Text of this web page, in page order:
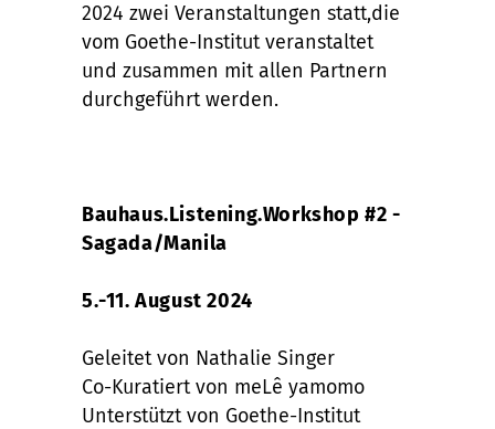
2024 zwei Veranstaltungen statt,die
vom Goethe-Institut veranstaltet
und zusammen mit allen Partnern
durchgeführt werden.
Bauhaus.Listening.Workshop #2 -
Sagada/Manila
5.-11.August 2024
Geleitet von Nathalie Singer
Co-Kuratiert von meLê yamomo
Unterstützt von Goethe-Institut